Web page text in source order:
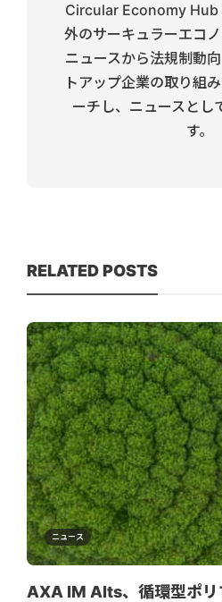
Circular Economy Hub
外のサーキュラーエコ
ニュースから法規制動
トアップ企業の取り組
ーチし、ニュースとし
す。
RELATED POSTS
ニュース
AXA IM Alts、循環型ポ